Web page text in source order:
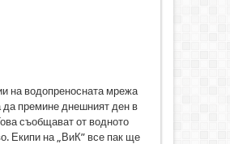
на водопреносната мрежа
да премине днешният ден в
съобщават от водното
Екипи на „ВиК” все пак ще